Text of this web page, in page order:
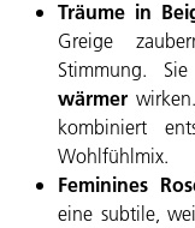
Träume in
Greige
Stimmung.
wärmer
kombiniert
Wohlfühlmix.
Feminines
eine subtile,